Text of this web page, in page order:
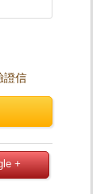
證信
+